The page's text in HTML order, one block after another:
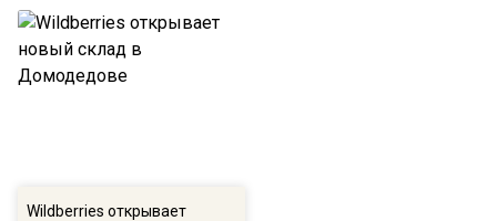
Wildberries открывает